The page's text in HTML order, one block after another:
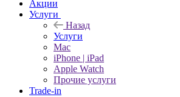
Акции
Услуги
Назад
Услуги
Mac
iPhone | iPad
Apple Watch
Прочие услуги
Trade-in